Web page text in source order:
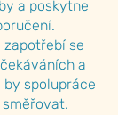
a poskytne
se
a
by spolupráce